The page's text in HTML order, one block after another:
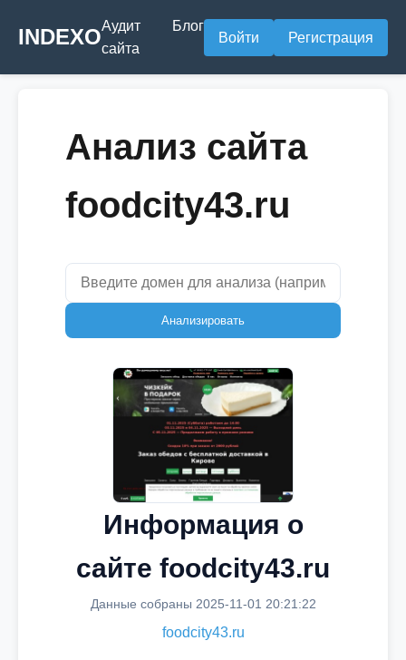
INDEXOАудит
сайта
Блог
Войти Регистрация
Анализ сайта
foodcity43.ru
Анализировать
Информация о
сайте foodcity43.ru
Данные собраны 2025-11-01 20:21:22
foodcity43.ru